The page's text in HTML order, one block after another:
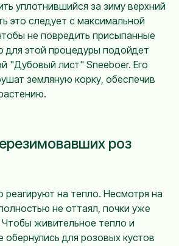
уплотнившийся за зиму верхний
это следует с максимальной
не повредить присыпанные
для этой процедуры подойдет
"Дубовый лист" Sneeboer. Его
земляную корку, обеспечив
роз
на тепло. Несмотря на
не оттаял, почки уже
Чтобы живительное тепло и
обернулись для розовых кустов